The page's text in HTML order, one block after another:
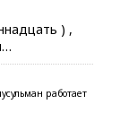
) ,
работает